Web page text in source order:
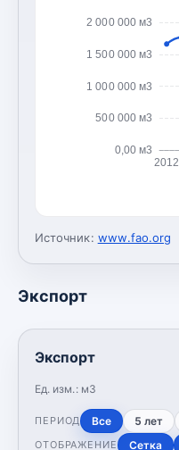
0,00 м3
500 000 м3
1 000 000 м3
1 500 000 м3
2 000 000 м3
2012
Источник: www.fao.org
Экспорт
Экспорт
Ед. изм.: м3
ПЕРИОД Все 5 лет
ОТОБРАЖЕНИЕ Сетка